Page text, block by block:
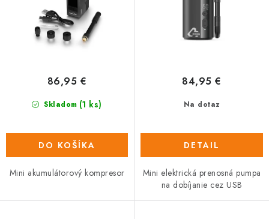
Skladom (1 ks)
86,95 €
DO KOŠÍKA
Mini akumulátorový kompresor
Na dotaz
84,95 €
DETAIL
Mini elektrická prenosná pumpa
na dobíjanie cez USB